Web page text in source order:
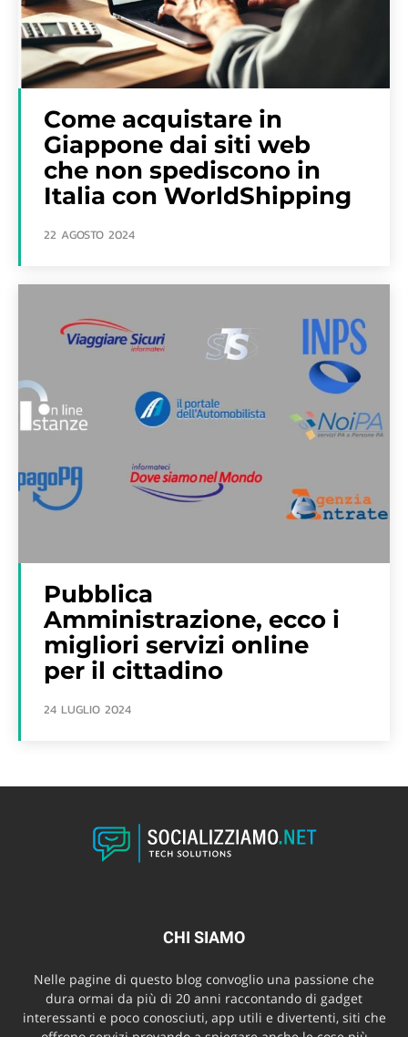
Come acquistare in
Giappone dai siti web
che non spediscono in
Italia con WorldShipping
22 AGOSTO 2024
Pubblica
Amministrazione, ecco i
migliori servizi online
per il cittadino
24 LUGLIO 2024
CHI SIAMO
Nelle pagine di questo blog convoglio una passione che
dura ormai da più di 20 anni raccontando di gadget
interessanti e poco conosciuti, app utili e divertenti, siti che